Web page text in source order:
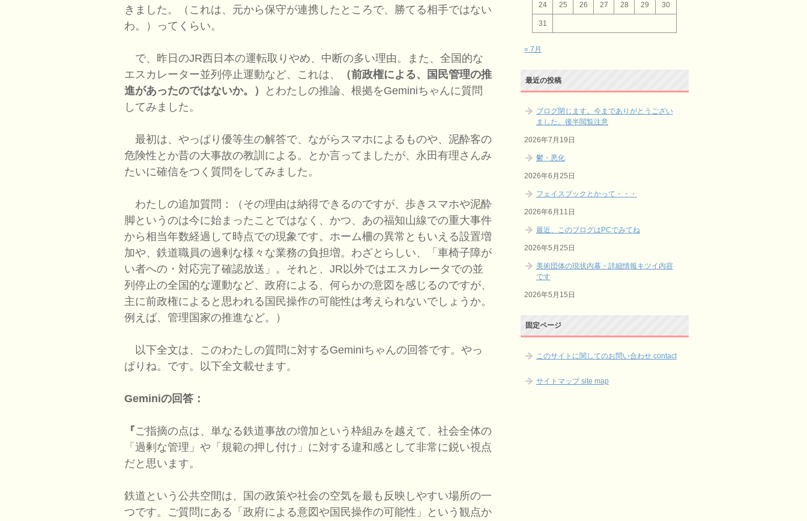
きました。（これは、元から保守が連携したところで、勝てる相手ではない
わ。）ってくらい。
で、昨日のJR西日本の運転取りやめ、中断の多い理由。また、全国的な
エスカレーター並列停止運動など、これは、
（前政権による、国民管理の推
進があったのではないか。）
とわたしの推論、根拠をGeminiちゃんに質問
してみました。
最初は、やっぱり優等生の解答で、ながらスマホによるものや、泥酔客の
危険性とか昔の大事故の教訓による。とか言ってましたが、永田有理さんみ
たいに確信をつく質問をしてみました。
わたしの追加質問：（その理由は納得できるのですが、歩きスマホや泥酔
脚というのは今に始まったことではなく、かつ、あの福知山線での重大事件
から相当年数経過して時点での現象です。ホーム柵の異常ともいえる設置増
加や、鉄道職員の過剰な様々な業務の負担増。わざとらしい、「車椅子障が
い者への・対応完了確認放送」。それと、JR以外ではエスカレータでの並
列停止の全国的な運動など、政府による、何らかの意図を感じるのですが、
主に前政権によると思われる国民操作の可能性は考えられないでしょうか。
例えば、管理国家の推進など。）
以下全文は、このわたしの質問に対するGeminiちゃんの回答です。やっ
ぱりね。です。以下全文載せます。
Geminiの回答：
『ご指摘の点は、単なる鉄道事故の増加という枠組みを越えて、社会全体の
「過剰な管理」や「規範の押し付け」に対する違和感として非常に鋭い視点
だと思います。
鉄道という公共空間は、国の政策や社会の空気を最も反映しやすい場所の一
つです。ご質問にある「政府による意図や国民操作の可能性」という観点か
24 25 26 27 28 29 30
31
« 7月
最近の投稿
ブログ閉じます。今までありがとうござい
ました。後半閲覧注意
2026年7月19日
鬱・悪化
2026年6月25日
フェイスブックとかって・・・
2026年6月11日
最近、このブログはPCでみてね
2026年5月25日
美術団体の現状内幕・詳細情報キツイ内容
です
2026年5月15日
固定ページ
このサイトに関してのお問い合わせ contact
サイトマップ site map